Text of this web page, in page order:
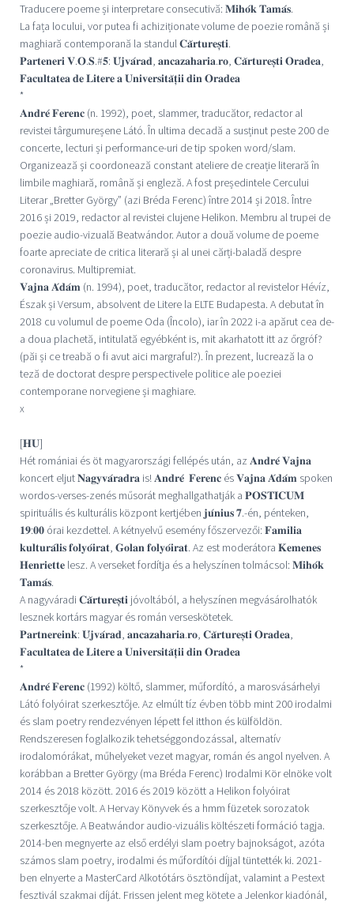
Traducere poeme și interpretare consecutivă: 𝐌𝐢𝐡𝐨́𝐤 𝐓𝐚𝐦𝐚́𝐬.
La fața locului, vor putea fi achiziționate volume de poezie română și
maghiară contemporană la standul 𝐂𝐚̆𝐫𝐭𝐮𝐫𝐞𝐬̦𝐭𝐢.
𝐏𝐚𝐫𝐭𝐞𝐧𝐞𝐫𝐢 𝐕.𝐎.𝐒.#𝟓: 𝐔́𝐣𝐯𝐚́𝐫𝐚𝐝, 𝐚𝐧𝐜𝐚𝐳𝐚𝐡𝐚𝐫𝐢𝐚.𝐫𝐨, 𝐂𝐚̆𝐫𝐭𝐮𝐫𝐞𝐬̦𝐭𝐢 𝐎𝐫𝐚𝐝𝐞𝐚,
𝐅𝐚𝐜𝐮𝐥𝐭𝐚𝐭𝐞𝐚 𝐝𝐞 𝐋𝐢𝐭𝐞𝐫𝐞 𝐚 𝐔𝐧𝐢𝐯𝐞𝐫𝐬𝐢𝐭𝐚̆𝐭̦𝐢𝐢 𝐝𝐢𝐧 𝐎𝐫𝐚𝐝𝐞𝐚
*
𝐀𝐧𝐝𝐫𝐞́ 𝐅𝐞𝐫𝐞𝐧𝐜 (n. 1992), poet, slammer, traducător, redactor al
revistei târgumureșene Látó. În ultima decadă a susținut peste 200 de
concerte, lecturi și performance-uri de tip spoken word/slam.
Organizează și coordonează constant ateliere de creație literară în
limbile maghiară, română și engleză. A fost președintele Cercului
Literar „Bretter György” (azi Bréda Ferenc) între 2014 și 2018. Între
2016 și 2019, redactor al revistei clujene Helikon. Membru al trupei de
poezie audio-vizuală Beatwándor. Autor a două volume de poeme
foarte apreciate de critica literară și al unei cărți-baladă despre
coronavirus. Multipremiat.
𝐕𝐚𝐣𝐧𝐚 𝐀́𝐝𝐚́𝐦 (n. 1994), poet, traducător, redactor al revistelor Hévíz,
Észak și Versum, absolvent de Litere la ELTE Budapesta. A debutat în
2018 cu volumul de poeme Oda (Încolo), iar în 2022 i-a apărut cea de-
a doua plachetă, intitulată egyébként is, mit akarhatott itt az őrgróf?
(păi și ce treabă o fi avut aici margraful?). În prezent, lucrează la o
teză de doctorat despre perspectivele politice ale poeziei
contemporane norvegiene și maghiare.
x
[𝐇𝐔]
Hét romániai és öt magyarországi fellépés után, az 𝐀𝐧𝐝𝐫𝐞́ 𝐕𝐚𝐣𝐧𝐚
koncert eljut 𝐍𝐚𝐠𝐲𝐯𝐚́𝐫𝐚𝐝𝐫𝐚 is! 𝐀𝐧𝐝𝐫𝐞́ 𝐅𝐞𝐫𝐞𝐧𝐜 és 𝐕𝐚𝐣𝐧𝐚 𝐀́𝐝𝐚́𝐦 spoken
wordos-verses-zenés műsorát meghallgathatják a 𝐏𝐎𝐒𝐓𝐈𝐂𝐔𝐌
spirituális és kulturális központ kertjében 𝐣𝐮́𝐧𝐢𝐮𝐬 𝟕.-én, pénteken,
𝟏𝟗:𝟎𝟎 órai kezdettel. A kétnyelvű esemény főszervezői: 𝐅𝐚𝐦𝐢𝐥𝐢𝐚
𝐤𝐮𝐥𝐭𝐮𝐫𝐚́𝐥𝐢𝐬 𝐟𝐨𝐥𝐲𝐨́𝐢𝐫𝐚𝐭, 𝐆𝐨𝐥𝐚𝐧 𝐟𝐨𝐥𝐲𝐨́𝐢𝐫𝐚𝐭. Az est moderátora 𝐊𝐞𝐦𝐞𝐧𝐞𝐬
𝐇𝐞𝐧𝐫𝐢𝐞𝐭𝐭𝐞 lesz. A verseket fordítja és a helyszínen tolmácsol: 𝐌𝐢𝐡𝐨́𝐤
𝐓𝐚𝐦𝐚́𝐬.
A nagyváradi 𝐂𝐚̆𝐫𝐭𝐮𝐫𝐞𝐬̦𝐭𝐢 jóvoltából, a helyszínen megvásárolhatók
lesznek kortárs magyar és román verseskötetek.
𝐏𝐚𝐫𝐭𝐧𝐞𝐫𝐞𝐢𝐧𝐤: 𝐔́𝐣𝐯𝐚́𝐫𝐚𝐝, 𝐚𝐧𝐜𝐚𝐳𝐚𝐡𝐚𝐫𝐢𝐚.𝐫𝐨, 𝐂𝐚̆𝐫𝐭𝐮𝐫𝐞𝐬̦𝐭𝐢 𝐎𝐫𝐚𝐝𝐞𝐚,
𝐅𝐚𝐜𝐮𝐥𝐭𝐚𝐭𝐞𝐚 𝐝𝐞 𝐋𝐢𝐭𝐞𝐫𝐞 𝐚 𝐔𝐧𝐢𝐯𝐞𝐫𝐬𝐢𝐭𝐚̆𝐭̦𝐢𝐢 𝐝𝐢𝐧 𝐎𝐫𝐚𝐝𝐞𝐚
*
𝐀𝐧𝐝𝐫𝐞́ 𝐅𝐞𝐫𝐞𝐧𝐜 (1992) költő, slammer, műfordító, a marosvásárhelyi
Látó folyóirat szerkesztője. Az elmúlt tíz évben több mint 200 irodalmi
és slam poetry rendezvényen lépett fel itthon és külföldön.
Rendszeresen foglalkozik tehetséggondozással, alternatív
irodalomórákat, műhelyeket vezet magyar, román és angol nyelven. A
korábban a Bretter György (ma Bréda Ferenc) Irodalmi Kör elnöke volt
2014 és 2018 között. 2016 és 2019 között a Helikon folyóirat
szerkesztője volt. A Hervay Könyvek és a hmm füzetek sorozatok
szerkesztője. A Beatwándor audio-vizuális költészeti formáció tagja.
2014-ben megnyerte az első erdélyi slam poetry bajnokságot, azóta
számos slam poetry, irodalmi és műfordítói díjjal tüntették ki. 2021-
ben elnyerte a MasterCard Alkotótárs ösztöndíjat, valamint a Pestext
fesztivál szakmai díját. Frissen jelent meg kötete a Jelenkor kiadónál,